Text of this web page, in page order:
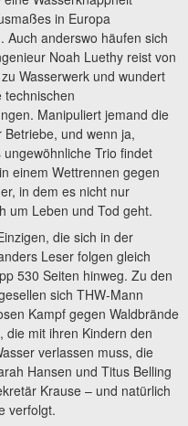
in Europa
Auch anderswo häufen sich
Noah Luethy reist von
Wasserwerk und wundert
technischen
Manipuliert jemand die
Betriebe, und wenn ja,
Trio findet
einem Wettrennen gegen
in dem es nicht nur
um Leben und Tod geht.
die sich in der
Leser folgen gleich
530 Seiten hinweg. Zu den
sich THW-Mann
Kampf gegen Waldbrände
die mit ihren Kindern den
verlassen muss, die
Hansen und Titus Belling
Krause – und natürlich
verfolgt.